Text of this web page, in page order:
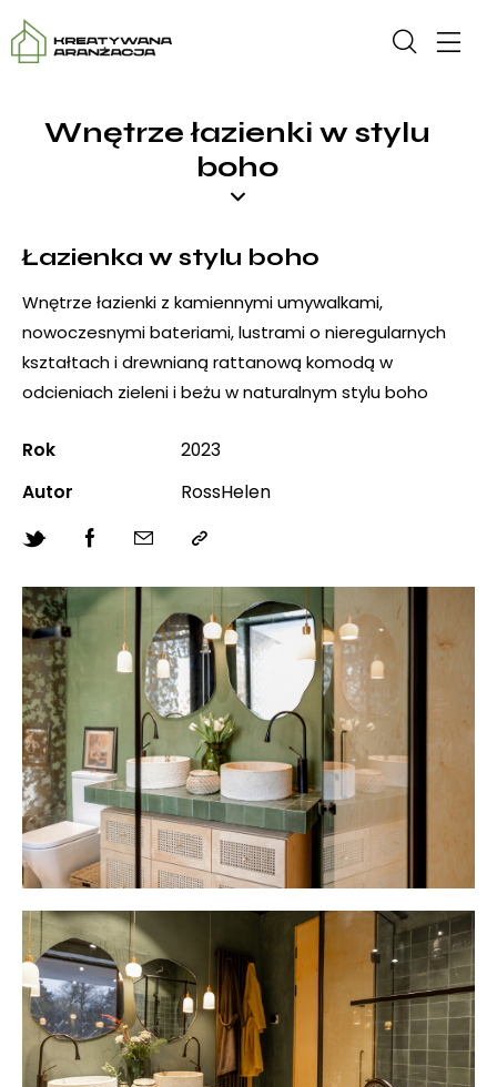
Wnętrze łazienki w stylu
boho
Łazienka w stylu boho
Wnętrze łazienki z kamiennymi umywalkami,
nowoczesnymi bateriami, lustrami o nieregularnych
kształtach i drewnianą rattanową komodą w
odcieniach zieleni i beżu w naturalnym stylu boho
Rok
2023
Autor
RossHelen